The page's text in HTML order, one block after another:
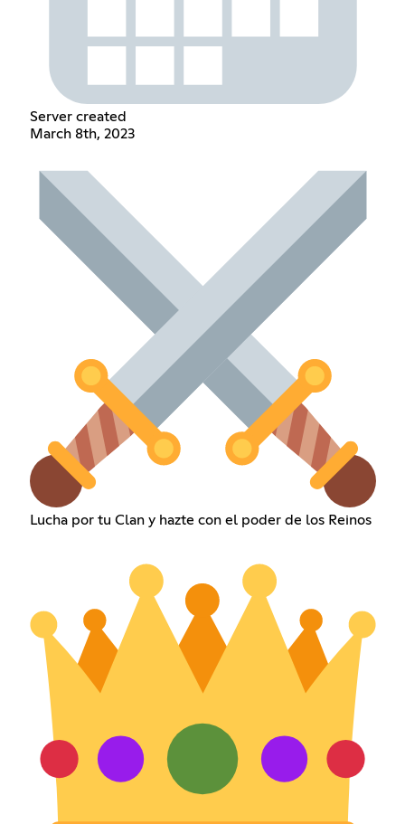
Server created
March 8th, 2023
Lucha por tu Clan y hazte con el poder de los Reinos